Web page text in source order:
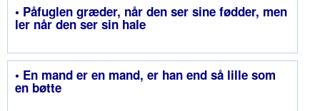
• Påfuglen græder, når den ser sine fødder, men
ler når den ser sin hale
• En mand er en mand, er han end så lille som
en bøtte